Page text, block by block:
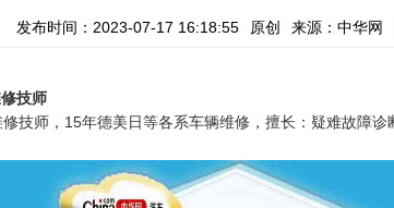
发布时间：2023-07-17 16:18:55 原创 来源：中华网
技师